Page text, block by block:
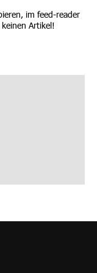
im feed-reader
Artikel!